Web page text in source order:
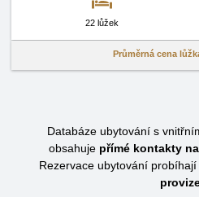
22 lůžek
Průměrná cena
Databáze ubytování s
obsahuje přímé kontakty
Rezervace ubytování probíhají